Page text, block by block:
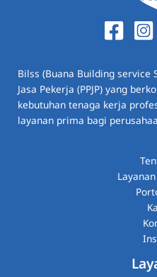
Bilss (Buana Building service
Jasa Pekerja (PPJP) yang
kebutuhan tenaga kerja
layanan prima bagi